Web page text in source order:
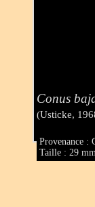
Conus
(Usticke,
Provenance :
Taille : 29